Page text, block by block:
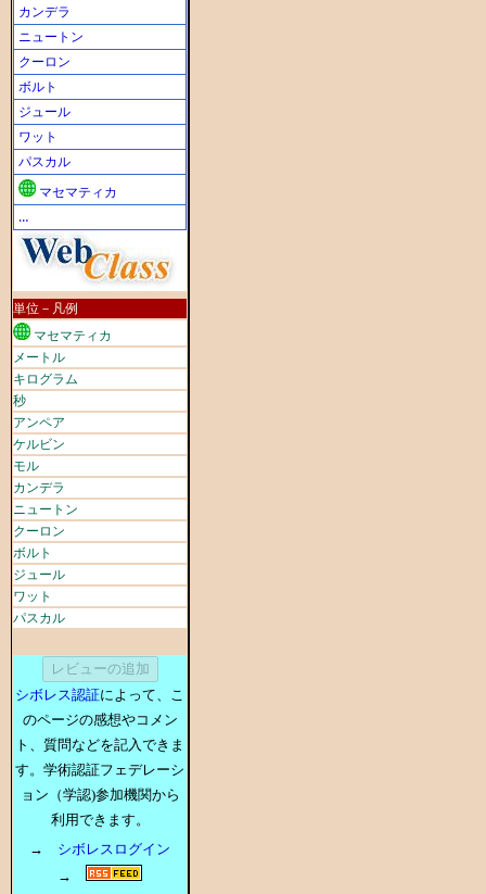
カンデラ
ニュートン
クーロン
ボルト
ジュール
ワット
パスカル
マセマティカ
…
単位－凡例
マセマティカ
メートル
キログラム
秒
アンペア
ケルビン
モル
カンデラ
ニュートン
クーロン
ボルト
ジュール
ワット
パスカル
シボレス認証によって、こ
のページの感想やコメン
ト、質問などを記入できま
す。学術認証フェデレーシ
ョン（学認)参加機関から
利用できます。
→ シボレスログイン
→